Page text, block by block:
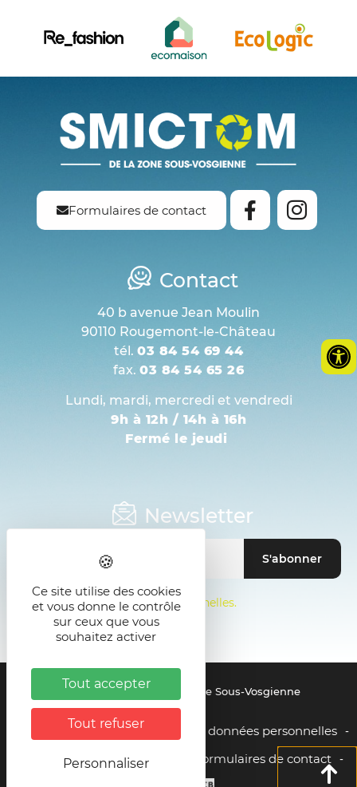
Formulaires de contact
Contact
40 b avenue Jean Moulin
90110 Rougemont-le-Château
tél. 03 84 54 69 44
fax. 03 84 54 65 26
Lundi, mardi, mercredi et vendredi
9h à 12h / 14h à 16h
Fermé le jeudi
Newsletter
Mentions sur les données personnelles.
© 2021 - SMICTOM de la Zone Sous-Vosgienne
Mentions légales - Gestion des données personnelles -
Liens utiles Plan du site Formulaires de contact -
Ce site utilise des cookies
et vous donne le contrôle
sur ceux que vous
souhaitez activer
Tout accepter
Tout refuser
Personnaliser